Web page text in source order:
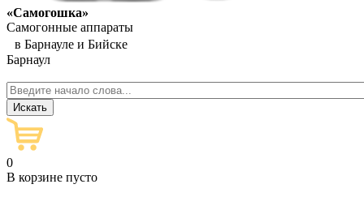
«Самогошка»
Самогонные аппараты
в Барнауле и Бийске
Барнаул
0
В корзине пусто